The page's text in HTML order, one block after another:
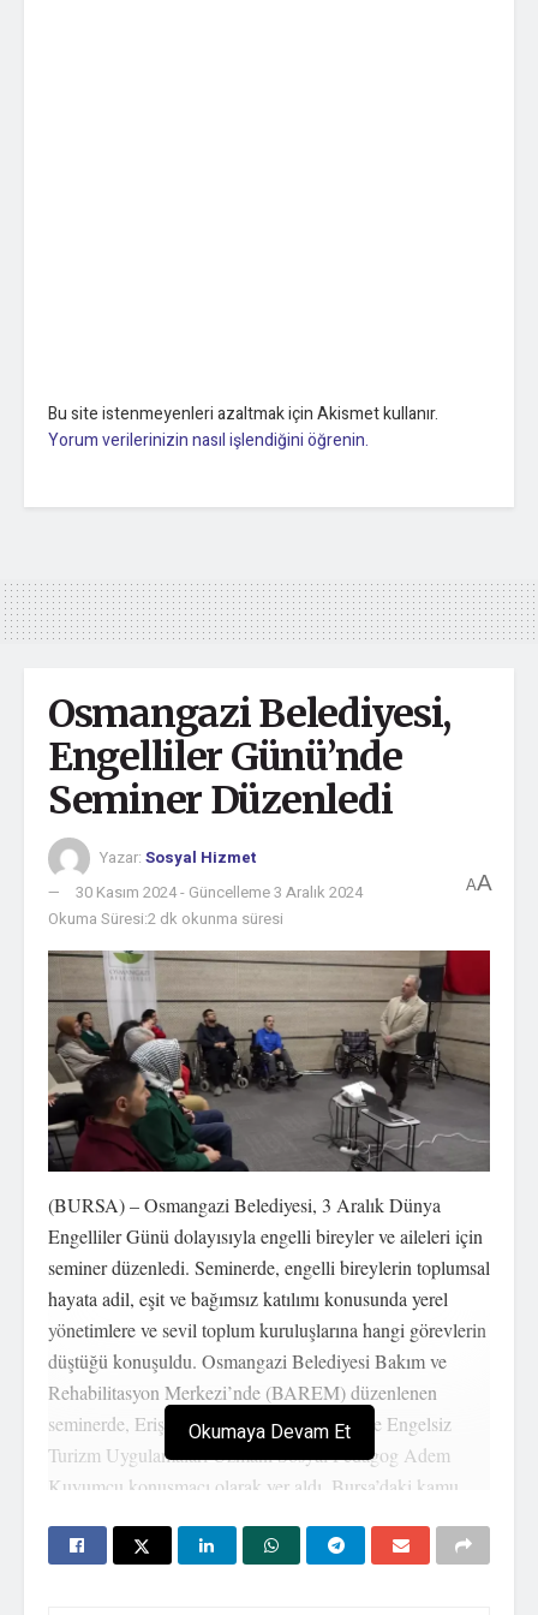
Bu site istenmeyenleri azaltmak için Akismet kullanır.
Yorum verilerinizin nasıl işlendiğini öğrenin.
Osmangazi Belediyesi,
Engelliler Günü’nde
Seminer Düzenledi
Yazar: Sosyal Hizmet
30 Kasım 2024 - Güncelleme 3 Aralık 2024
Okuma Süresi:2 dk okunma süresi
AA
(BURSA) – Osmangazi Belediyesi, 3 Aralık Dünya
Engelliler Günü dolayısıyla engelli bireyler ve aileleri için
seminer düzenledi. Seminerde, engelli bireylerin toplumsal
hayata adil, eşit ve bağımsız katılımı konusunda yerel
yönetimlere ve sevil toplum kuruluşlarına hangi görevlerin
düştüğü konuşuldu. Osmangazi Belediyesi Bakım ve
Rehabilitasyon Merkezi’nde (BAREM) düzenlenen
seminerde, Erişebilir Kent Düzenlemeleri ve Engelsiz
Turizm Uygulamaları Uzmanı Sosyal Pedagog Adem
Kuyumcu konuşmacı olarak yer aldı. Bursa’daki kamu
katıldığı seminer iki gün sürdü. Seminere katılanlar,
Okumaya Devam Et